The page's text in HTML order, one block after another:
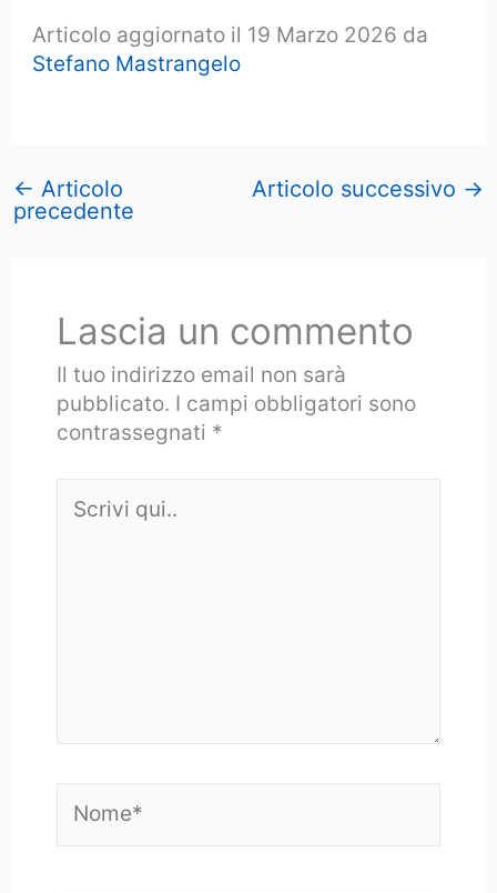
Articolo aggiornato il 19 Marzo 2026 da
Stefano Mastrangelo
← Articolo
precedente
Articolo successivo →
Lascia un commento
Il tuo indirizzo email non sarà
pubblicato. I campi obbligatori sono
contrassegnati *
qui..